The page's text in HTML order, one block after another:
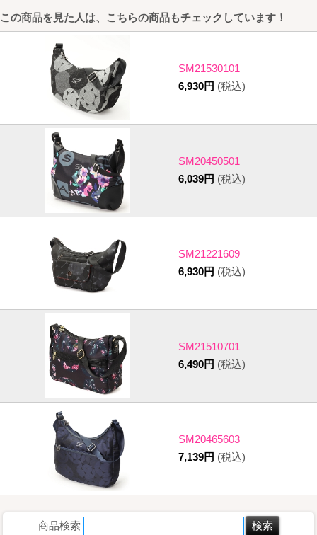
この商品を見た人は、こちらの商品もチェックしています！
SM21530101
6,930円 (税込)
SM20450501
6,039円 (税込)
SM21221609
6,930円 (税込)
SM21510701
6,490円 (税込)
SM20465603
7,139円 (税込)
商品検索